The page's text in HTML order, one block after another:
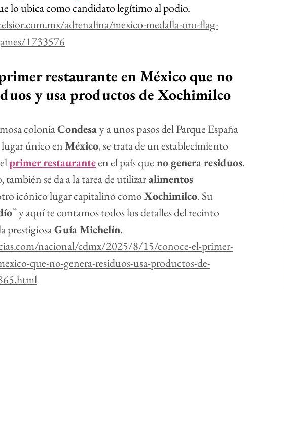
lo ubica como candidato legítimo al podio.
adrenalina/mexico-medalla-oro-flag-
1733576
restaurante en México que no
y usa productos de Xochimilco
colonia Condesa y a unos pasos del Parque España
único en México, se trata de un establecimiento
primer restaurante en el país que no genera residuos.
también se da a la tarea de utilizar alimentos
icónico lugar capitalino como Xochimilco. Su
” y aquí te contamos todos los detalles del recinto
prestigiosa Guía Michelín.
nacional/cdmx/2025/8/15/conoce-el-primer-
que-no-genera-residuos-usa-productos-de-